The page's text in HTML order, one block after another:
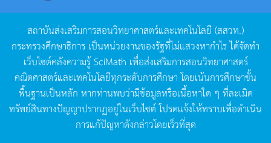
สถาบันส่งเสริมการสอนวิทยาศาสตร์และเทคโนโลยี (สสวท.)
กระทรวงศึกษาธิการ เป็นหน่วยงานของรัฐที่ไม่แสวงหากำไรได้จัดทำ
เว็บไซต์คลังความรู้SciMath เพื่อส่งเสริมการสอนวิทยาศาสตร์
คณิตศาสตร์และเทคโนโลยีทุกระดับการศึกษา โดยเน้นการศึกษาขั้น
พื้นฐานเป็นหลัก หากท่านพบว่ามีข้อมูลหรือเนื้อหาใด ๆ ที่ละเมิด
ทรัพย์สินทางปัญญาปรากฏอยู่ในเว็บไซต์โปรดแจ้งให้ทราบเพื่อดำเนิน
การแก้ปัญหาดังกล่าวโดยเร็วที่สุด